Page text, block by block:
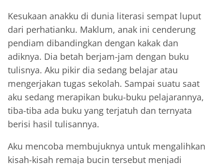
Kesukaan anakku di dunia literasi sempat luput
dari perhatianku. Maklum, anak ini cenderung
pendiam dibandingkan dengan kakak dan
adiknya. Dia betah berjam-jam dengan buku
tulisnya. Aku pikir dia sedang belajar atau
mengerjakan tugas sekolah. Sampai suatu saat
aku sedang merapikan buku-buku pelajarannya,
tiba-tiba ada buku yang terjatuh dan ternyata
berisi hasil tulisannya.
Aku mencoba membujuknya untuk mengalihkan
kisah-kisah remaja bucin tersebut menjadi